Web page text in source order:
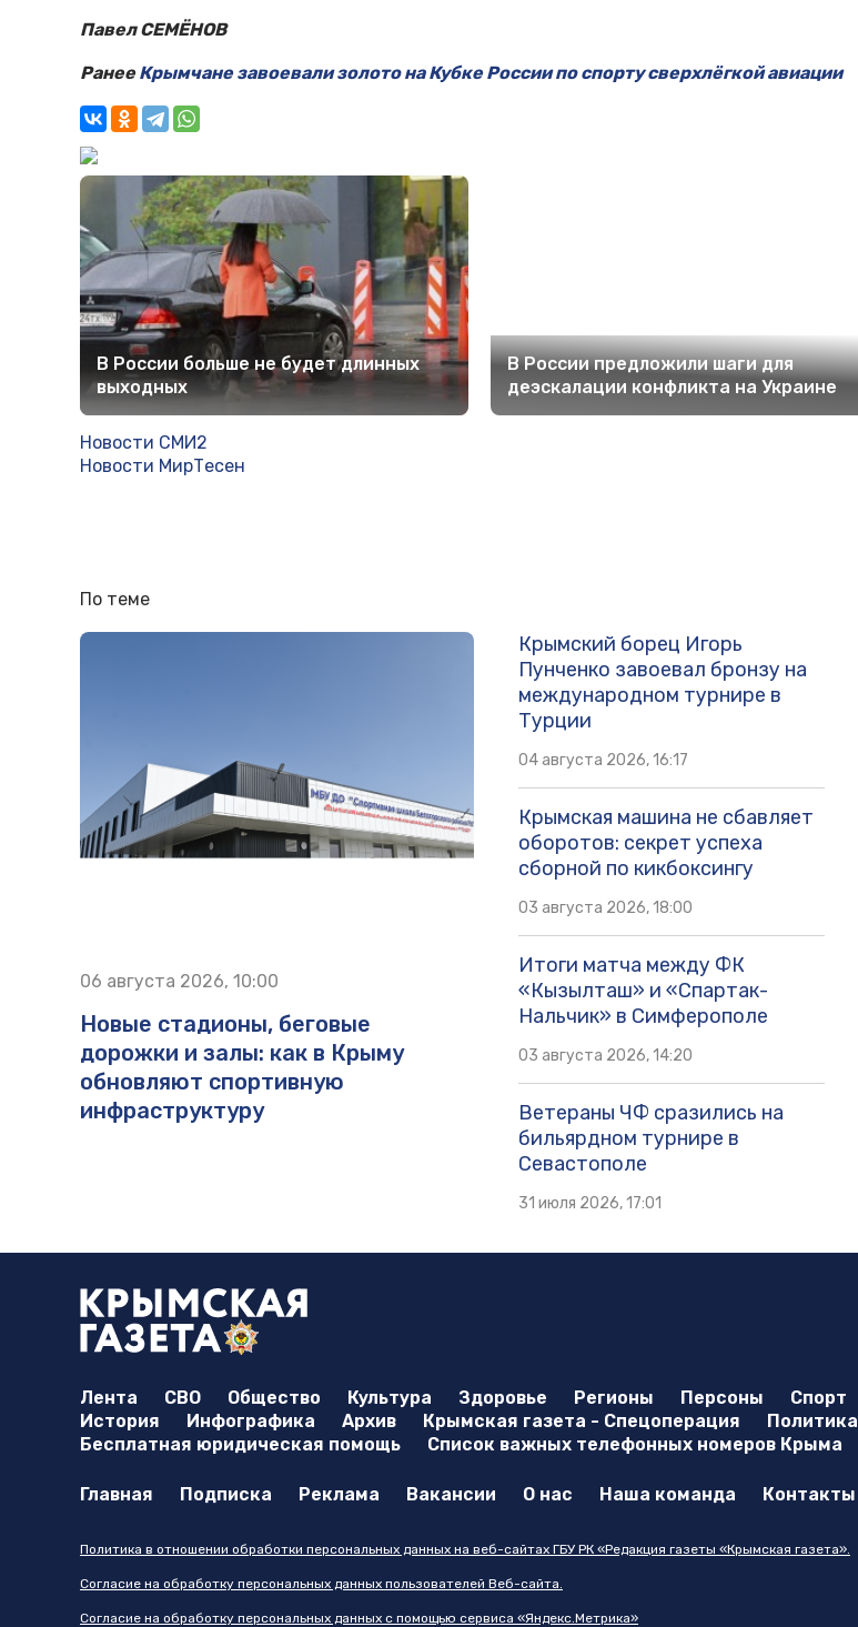
Павел СЕМЁНОВ
РанееКрымчане завоевали золото на Кубке России по спорту сверхлёгкой авиации
В России больше не будет длинных
выходных
В России предложили шаги для
деэскалации конфликта на Украине
Новости СМИ2
Новости МирТесен
По теме
06 августа 2026, 10:00
Новые стадионы, беговые
дорожки и залы: как в Крыму
обновляют спортивную
инфраструктуру
Крымский борец Игорь
Пунченко завоевал бронзу на
международном турнире в
Турции
04 августа 2026, 16:17
Крымская машина не сбавляет
оборотов: секрет успеха
сборной по кикбоксингу
03 августа 2026, 18:00
Итоги матча между ФК
«Кызылташ» и «Спартак-
Нальчик» в Симферополе
03 августа 2026, 14:20
Ветераны ЧФ сразились на
бильярдном турнире в
Севастополе
31 июля 2026, 17:01
Лента СВО Общество Культура Здоровье Регионы Персоны Спорт
История
Инфографика Архив Крымская газета - Спецоперация Политика
Бесплатная юридическая помощь
Список важных телефонных номеров Крыма
Главная Подписка Реклама Вакансии О нас Наша команда Контакты
Политика в отношении обработки персональных данных на веб-сайтах ГБУ РК «Редакция газеты «Крымская газета».
Согласие на обработку персональных данных пользователей Веб-сайта.
Согласие на обработку персональных данных с помощью сервиса «Яндекс.Метрика»